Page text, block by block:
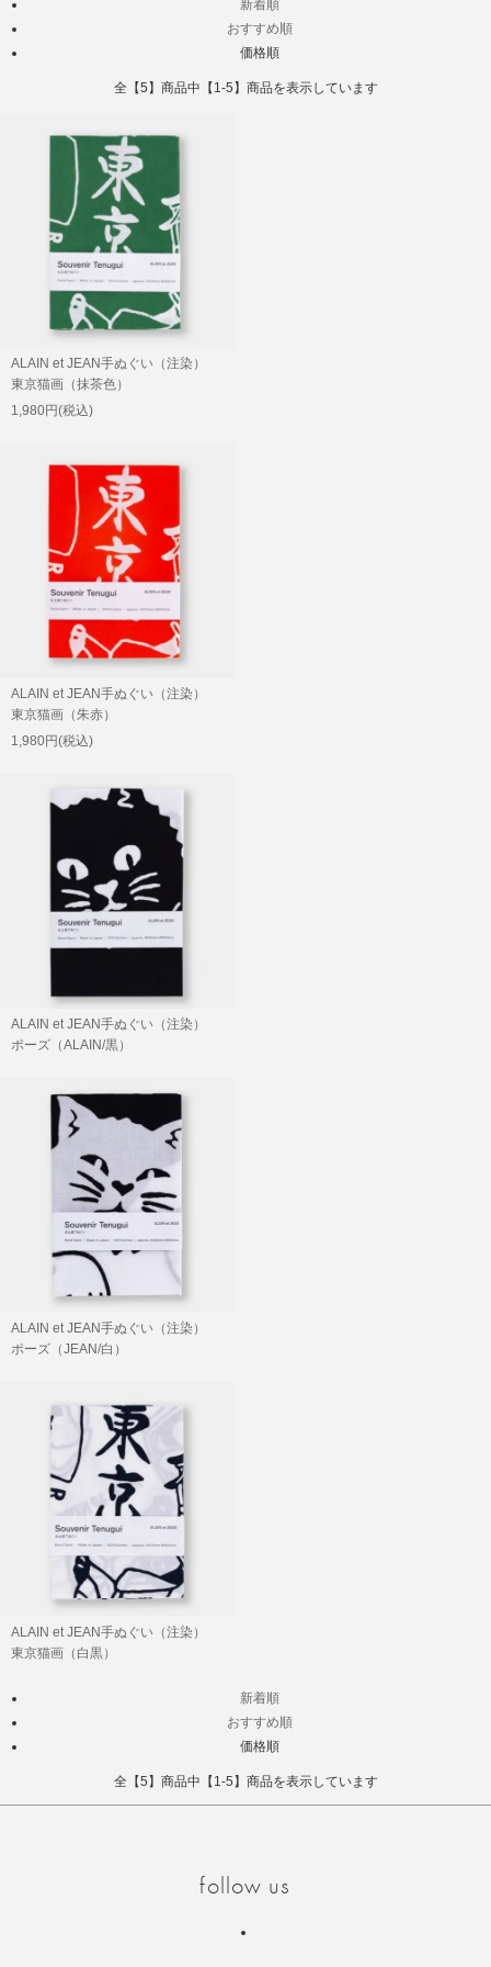
新着順
おすすめ順
価格順
全【5】商品中【1-5】商品を表示しています
ALAIN et JEAN手ぬぐい（注染）
東京猫画（抹茶色）
1,980円(税込)
ALAIN et JEAN手ぬぐい（注染）
東京猫画（朱赤）
1,980円(税込)
ALAIN et JEAN手ぬぐい（注染）
ポーズ（ALAIN/黒）
ALAIN et JEAN手ぬぐい（注染）
ポーズ（JEAN/白）
ALAIN et JEAN手ぬぐい（注染）
東京猫画（白黒）
新着順
おすすめ順
価格順
全【5】商品中【1-5】商品を表示しています
follow us
Instagram